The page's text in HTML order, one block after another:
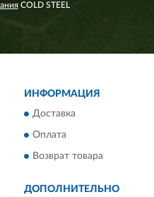
COLD STEEL
ИНФОРМАЦИЯ
Доставка
Оплата
Возврат товара
ДОПОЛНИТЕЛЬНО